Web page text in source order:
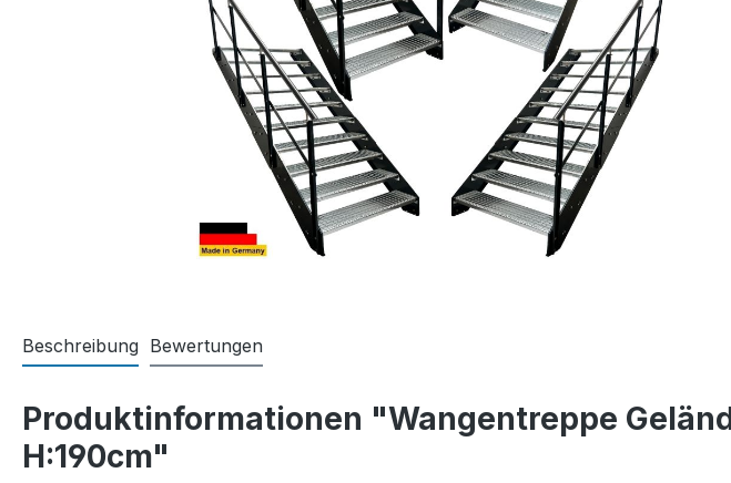
Beschreibung Bewertungen
Produktinformationen "Wangentreppe
H:190cm"